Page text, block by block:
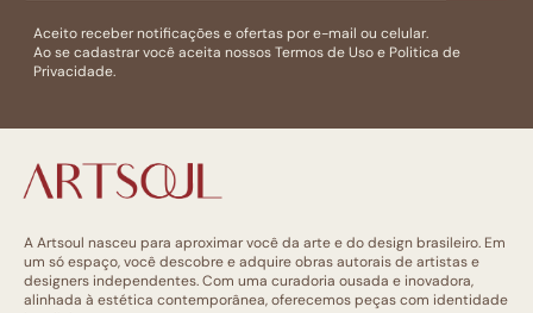
Aceito receber notificações e ofertas por e-mail ou celular.
Ao se cadastrar você aceita nossosTermos de Usoe Politica de
Privacidade.
A Artsoul nasceu para aproximar você da arte e do design brasileiro. Em
um só espaço, você descobre e adquire obras autorais de artistas e
designers independentes. Com uma curadoria ousada e inovadora,
alinhada à estética contemporânea, oferecemos peças com identidade